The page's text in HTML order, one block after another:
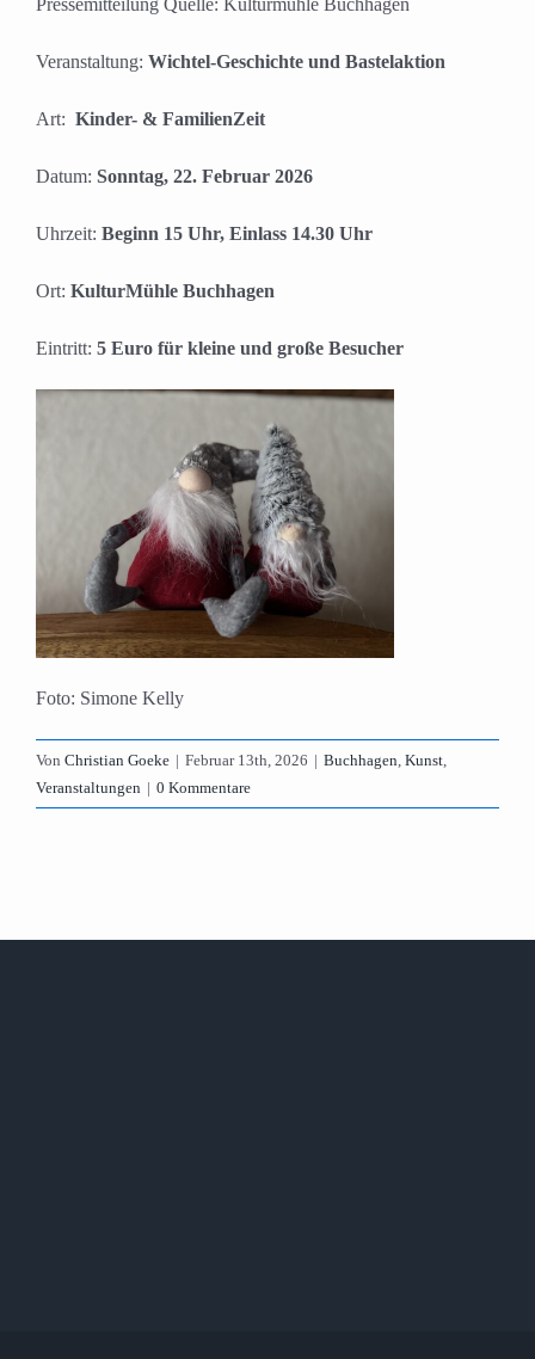
Pressemitteilung Quelle: Kulturmühle Buchhagen
Veranstaltung: Wichtel-Geschichte und Bastelaktion
Art: Kinder- & FamilienZeit
Datum: Sonntag, 22. Februar 2026
Uhrzeit: Beginn 15 Uhr, Einlass 14.30 Uhr
Ort: KulturMühle Buchhagen
Eintritt: 5 Euro für kleine und große Besucher
Foto: Simone Kelly
Von Christian Goeke | Februar 13th, 2026 | Buchhagen, Kunst,
Veranstaltungen | 0 Kommentare